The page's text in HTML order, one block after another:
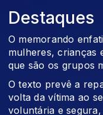
Destaques
O memorando
mulheres, crianças
que são os grupos
O texto prevê a
volta da vítima ao
voluntária e